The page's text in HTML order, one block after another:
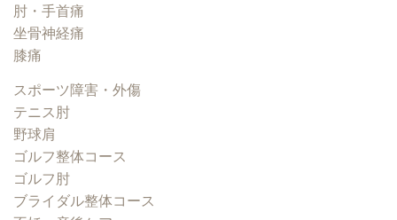
肘・手首痛
坐骨神経痛
膝痛
スポーツ障害・外傷
テニス肘
野球肩
ゴルフ整体コース
ゴルフ肘
ブライダル整体コース